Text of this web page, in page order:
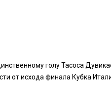
голу Тасоса
от исхода финала Кубка